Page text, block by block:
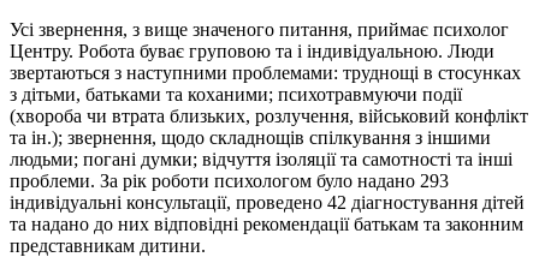
Усі звернення, з вище значеного питання, приймає психолог
Центру. Робота буває груповою та і індивідуальною. Люди
звертаються з наступними проблемами: труднощі в стосунках
з дітьми, батьками та коханими; психотравмуючи події
(хвороба чи втрата близьких, розлучення, військовий конфлікт
та ін.); звернення, щодо складнощів спілкування з іншими
людьми; погані думки; відчуття ізоляції та самотності та інші
проблеми. За рік роботи психологом було надано 293
індивідуальні консультації, проведено 42 діагностування дітей
та надано до них відповідні рекомендації батькам та законним
представникам дитини.